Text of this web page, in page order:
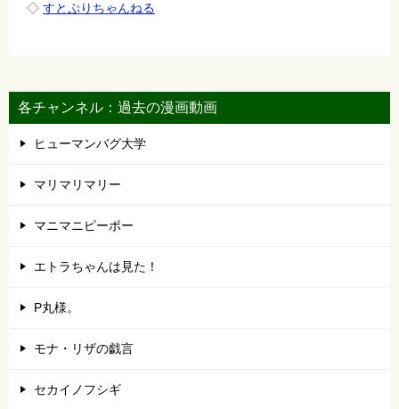
◇ すとぷりちゃんねる
各チャンネル：過去の漫画動画
ヒューマンバグ大学
マリマリマリー
マニマニピーポー
エトラちゃんは見た！
P丸様。
モナ・リザの戯言
セカイノフシギ